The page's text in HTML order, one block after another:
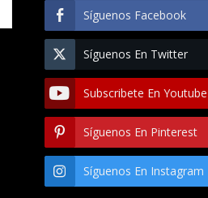
Síguenos Facebook
Síguenos En Twitter
Subscribete En Youtube
Síguenos En Pinterest
Síguenos En Instagram